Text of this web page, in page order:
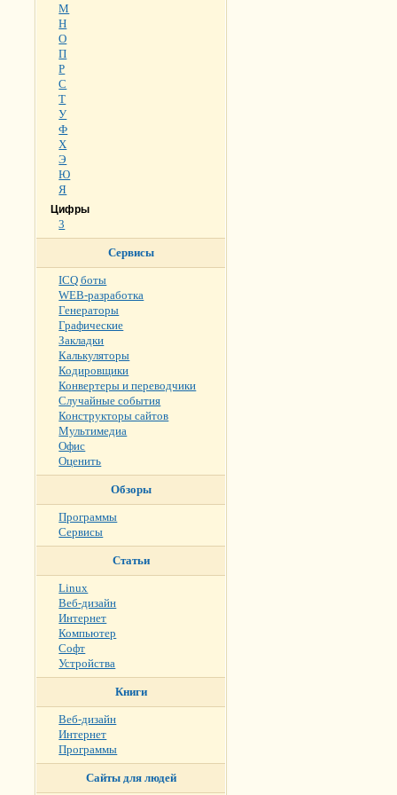
М
Н
О
П
Р
С
Т
У
Ф
Х
Э
Ю
Я
Цифры
3
Сервисы
ICQ боты
WEB-разработка
Генераторы
Графические
Закладки
Калькуляторы
Кодировщики
Конвертеры и переводчики
Случайные события
Конструкторы сайтов
Мультимедиа
Офис
Оценить
Обзоры
Программы
Сервисы
Статьи
Linux
Веб-дизайн
Интернет
Компьютер
Софт
Устройства
Книги
Веб-дизайн
Интернет
Программы
Сайты для людей